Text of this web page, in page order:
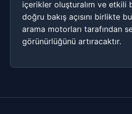
içerikler oluşturalım ve etkili
doğru bakış açısını birlikte
arama motorları tarafından
görünürlüğünü artıracaktır.